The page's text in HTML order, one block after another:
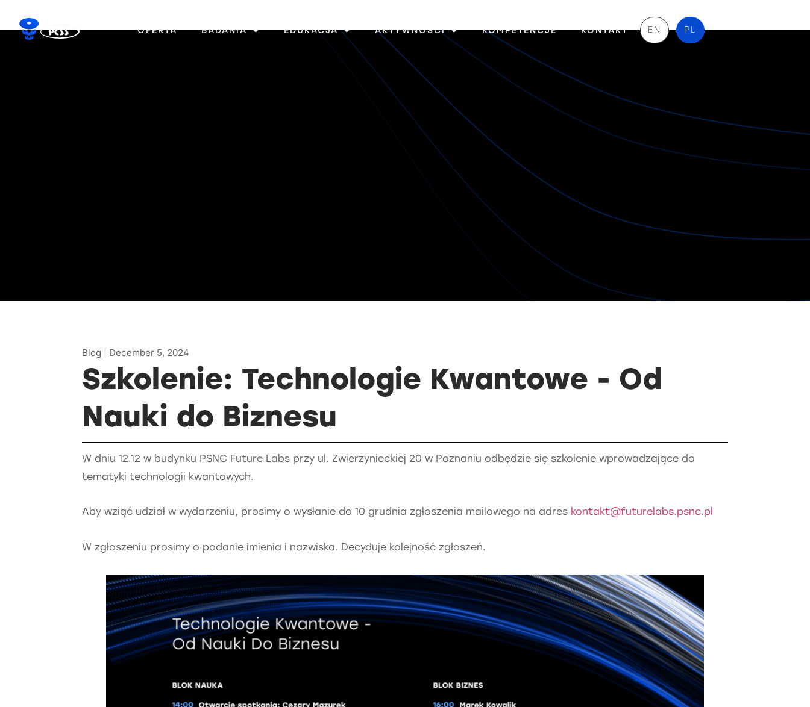
OFERTA BADANIA EDUKACJA AKTYWNOŚCI KOMPETENCJE KONTAKT EN PL
Blog | December 5, 2024
Szkolenie: Technologie Kwantowe - Od
Nauki do Biznesu
W dniu 12.12 w budynku PSNC Future Labs przy ul. Zwierzynieckiej 20 w Poznaniu odbędzie się szkolenie wprowadzające do
tematyki technologii kwantowych.
Aby wziąć udział w wydarzeniu, prosimy o wysłanie do 10 grudnia zgłoszenia mailowego na adres kontakt@futurelabs.psnc.pl
W zgłoszeniu prosimy o podanie imienia i nazwiska. Decyduje kolejność zgłoszeń.